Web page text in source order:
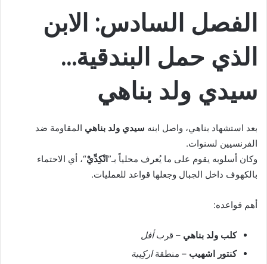
الفصل السادس: الابن
الذي حمل البندقية…
سيدي ولد بناهي
بعد استشهاد بناهي، واصل ابنه سيدي ولد بناهي المقاومة ضد
الفرنسيين لسنوات.
وكان أسلوبه يقوم على ما يُعرف محلياً بـ”اتْكِدِّيْ“، أي الاحتماء
بالكهوف داخل الجبال وجعلها قواعد للعمليات.
أهم قواعده:
كلب ولد بناهي – قربأفل
كنتور اشهيب – منطقةاركِيبة